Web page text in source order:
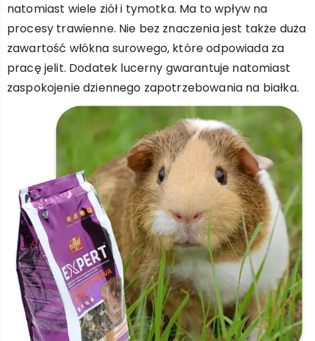
natomiast wiele ziół i tymotka. Ma to wpływ na
procesy trawienne. Nie bez znaczenia jest także duża
zawartość włókna surowego, które odpowiada za
pracę jelit. Dodatek lucerny gwarantuje natomiast
zaspokojenie dziennego zapotrzebowania na białka.